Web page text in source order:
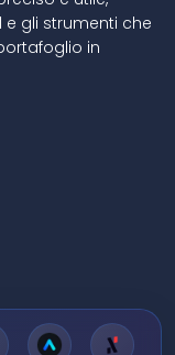
gli strumenti che
in